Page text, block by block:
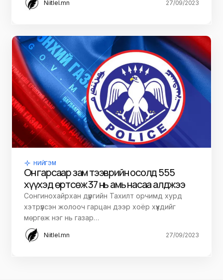
Niitlel.mn 27/09/2023
НИЙГЭМ
Он гарсаар зам тээврийн осолд 555
хүүхэд өртсөж 37 нь амь насаа алджээ
Сонгинохайрхан дүүргийн Тахилт орчимд хурд
хэтрүүлсэн жолооч гарцан дээр хоёр хүүхдийг
мөргөж нэг нь газар…
Niitlel.mn 27/09/2023